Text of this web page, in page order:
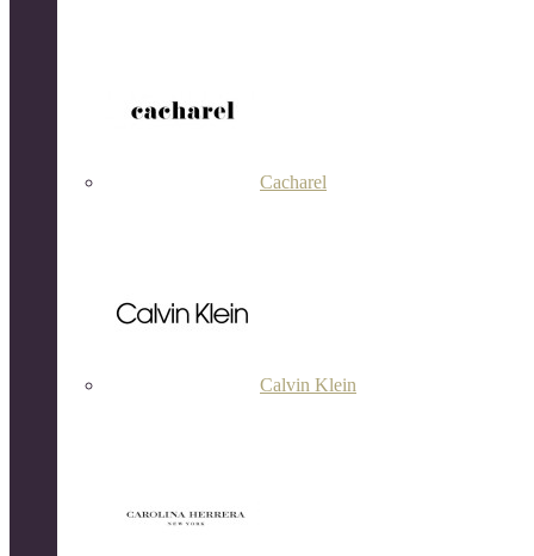
Cacharel
Calvin Klein